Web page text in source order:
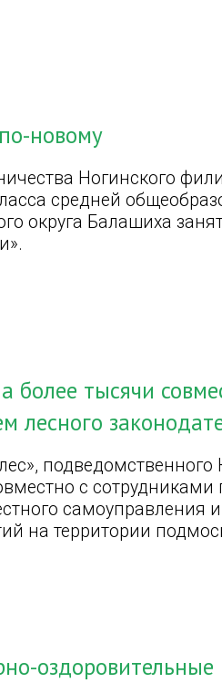
новому
Ногинского
средней
округа Балашиха
более тысячи
лесного
подведомственного
с
самоуправления и
на территории
оздоровительные